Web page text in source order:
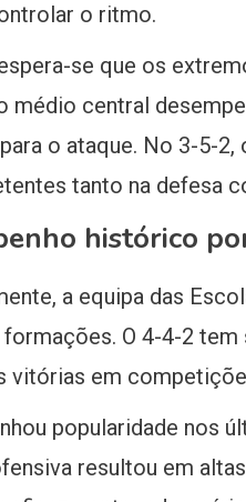
o ritmo.
se que os
médio central
o ataque. No 3-5-
tanto na defesa
histórico
a equipa das
O 4-4-2
vitórias em
popularidade nos
resultou em